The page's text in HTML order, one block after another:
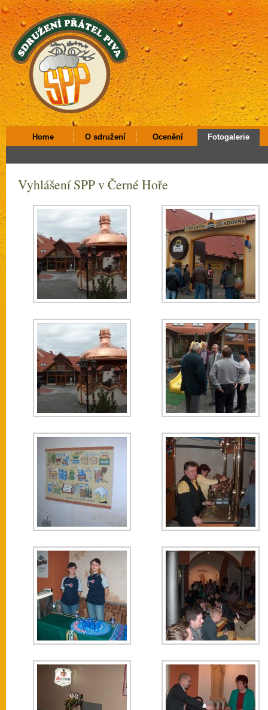
Home O sdružení Ocenění Fotogalerie
Vyhlášení SPP v Černé Hoře